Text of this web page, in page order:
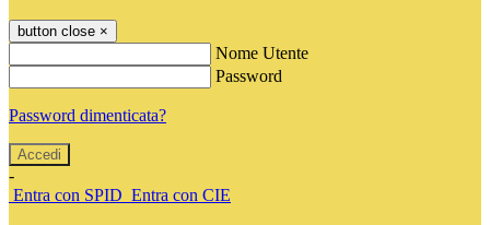
button close ×
Nome Utente
Password
Password dimenticata?
-
Entra con SPID Entra con CIE